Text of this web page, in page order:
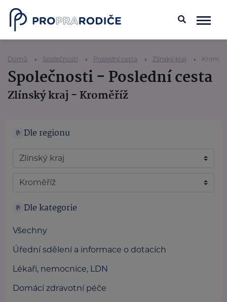
Domů Společnosti Poslední cesta Zlínský kraj
Společnosti - Poslední cesta
Zlínský kraj - Kroměříž
Dle regionu
Dle kategorie
Všechny
Úřední sdělení a informace o dotacích
Lékaři, nemocnice, LDN
Domácí zdravotní péče